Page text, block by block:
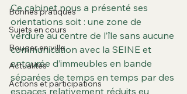
Bonnes pratiques
Sujets en cours
Bouger en ville
Actualités
Actions et participations
Ce cabinet nous a présenté ses
orientations soit : une zone de
verdure au centre de l’île sans aucune
communication avec la SEINE et
entourée d’immeubles en bande
séparées de temps en temps par des
espaces relativement réduits eu